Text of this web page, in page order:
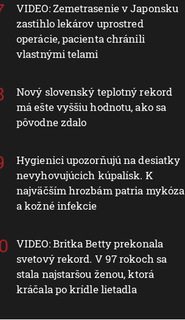
VIDEO: Zemetrasenie v Japonsku
zastihlo lekárov uprostred
operácie, pacienta chránili
vlastnými telami
Nový slovenský teplotný rekord
má ešte vyššiu hodnotu, ako sa
pôvodne zdalo
Hygienici upozorňujú na desiatky
nevyhovujúcich kúpalísk. K
najväčším hrozbám patria mykóza
a kožné infekcie
VIDEO: Britka Betty prekonala
svetový rekord. V 97 rokoch sa
stala najstaršou ženou, ktorá
kráčala po krídle lietadla